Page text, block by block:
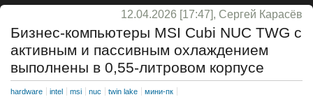
12.04.2026 [17:47], Сергей Карасёв
Бизнес-компьютеры MSI Cubi NUC TWG с
активным и пассивным охлаждением
выполнены в 0,55-литровом корпусе
hardware intel msi nuc twin lake мини-пк